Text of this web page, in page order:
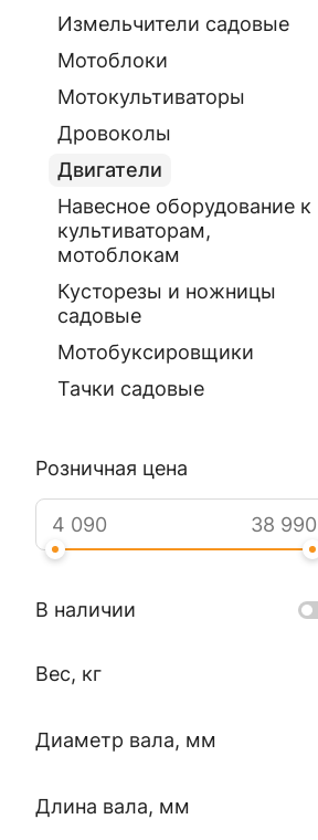
Измельчители садовые
Мотоблоки
Мотокультиваторы
Дровоколы
Двигатели
Навесное оборудование к
культиваторам,
мотоблокам
Кусторезы и ножницы
садовые
Мотобуксировщики
Тачки садовые
Розничная цена
В наличии
Вес, кг
Диаметр вала, мм
Длина вала, мм